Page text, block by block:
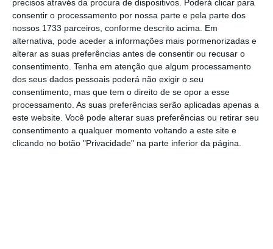
precisos através da procura de dispositivos. Poderá clicar para
consentir o processamento por nossa parte e pela parte dos
nossos 1733 parceiros, conforme descrito acima. Em
alternativa, pode aceder a informações mais pormenorizadas e
alterar as suas preferências antes de consentir ou recusar o
consentimento. Tenha em atenção que algum processamento
dos seus dados pessoais poderá não exigir o seu
consentimento, mas que tem o direito de se opor a esse
processamento. As suas preferências serão aplicadas apenas a
este website. Você pode alterar suas preferências ou retirar seu
consentimento a qualquer momento voltando a este site e
clicando no botão "Privacidade" na parte inferior da página.
E concluiu que “são inequívocas as evidências
de que a meta de 36% prevista para 2016 e de
50% para 2020 já estão praticamente fora do
alcance”, com a taxa de preparação para a
reciclagem em 2015 a não ultrapassar 28%.
"São inequívocas as evidências de
que a meta de 36% prevista para